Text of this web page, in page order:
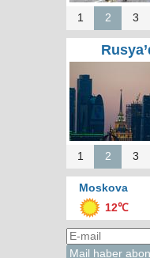
1 2 3
1 2 3
Moskova
12℃